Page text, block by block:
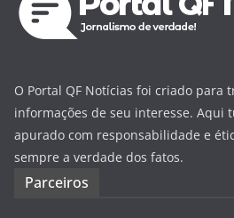
O Portal QF Notícias foi criado para
informações de seu interesse. Aqui
apurado com responsabilidade e
sempre a verdade dos fatos.
Parceiros